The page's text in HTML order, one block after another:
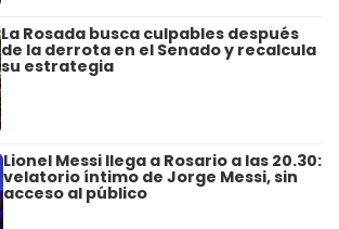
La Rosada busca culpables después
de la derrota en el Senado y recalcula
su estrategia
Lionel Messi llega a Rosario a las 20.30:
velatorio íntimo de Jorge Messi, sin
acceso al público